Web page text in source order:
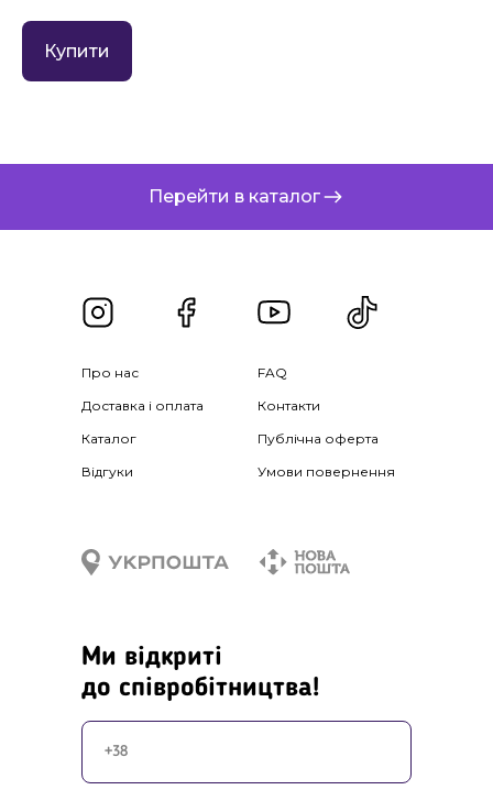
Купити
Перейти в каталог
Про нас
Доставка і оплата
Відгуки
Каталог
FAQ
Контакти
Публічна оферта
Умови повернення
Ми відкриті
до співробітництва!